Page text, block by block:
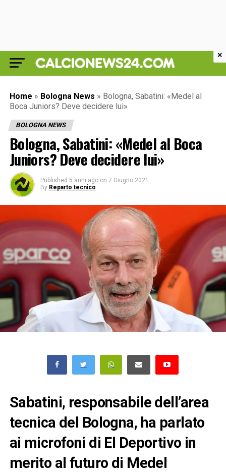
Home » Bologna News » Bologna, Sabatini: «Medel al
Boca Juniors? Deve decidere lui»
BOLOGNA NEWS
Bologna, Sabatini: «Medel al Boca
Juniors? Deve decidere lui»
Published 5 anni ago on 7 Giugno 2021
By Reparto tecnico
Sabatini, responsabile dell’area
tecnica del Bologna, ha parlato
ai microfoni di El Deportivo in
merito al futuro di Medel
×